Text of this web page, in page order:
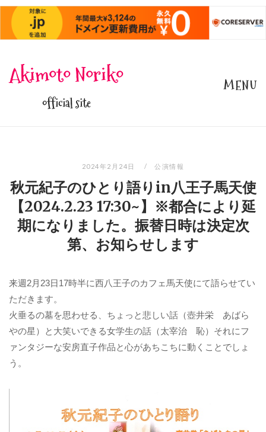
content
Akimoto Noriko
official site
MENU
2024年2月24日 公演情報
秋元紀子のひとり語りin八王子馬天使
【2024.2.23 17:30~】※都合により延
期になりました。振替日時は決定次
第、お知らせします
来週2月23日17時半に西八王子のカフェ馬天使にて語らせてい
ただきます。
火垂るの墓を思わせる、ちょっと悲しい話（壺井栄 あばら
やの星）と大笑いできる女学生の話（太宰治 恥）それにフ
ァンタジーな安房直子作品と心があちこちに動くことでしょ
う。